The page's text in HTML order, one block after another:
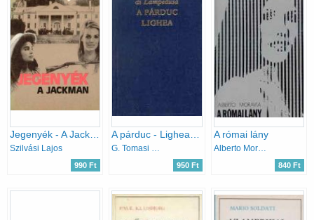
Jegenyék - A Jackman
Szilvási Lajos
990 Ft
A párduc - Lighea (A világirodalom klasszikusai)
G. Tomasi di Lampedusa
950 Ft
A római lány
Alberto Moravia
840 Ft